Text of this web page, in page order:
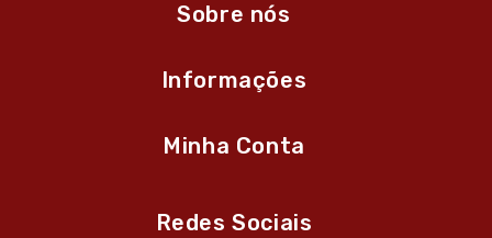
Sobre nós
Informações
Minha Conta
Redes Sociais